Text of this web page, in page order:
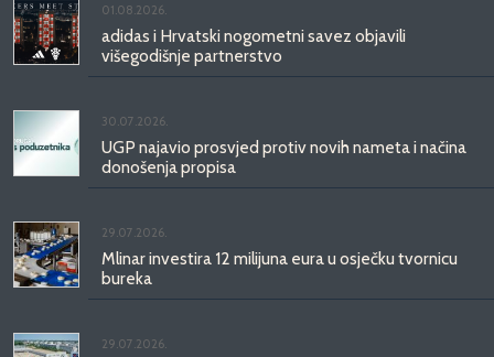
01.08.2026.
adidas i Hrvatski nogometni savez objavili
višegodišnje partnerstvo
30.07.2026.
UGP najavio prosvjed protiv novih nameta i načina
donošenja propisa
29.07.2026.
Mlinar investira 12 milijuna eura u osječku tvornicu
bureka
29.07.2026.